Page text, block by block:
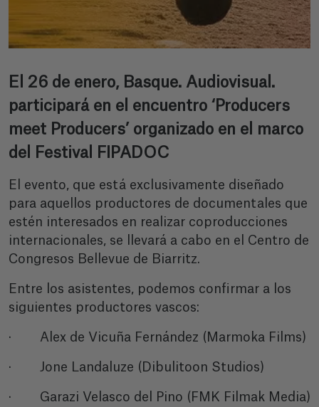
El 26 de enero, Basque. Audiovisual.
participará en el encuentro ‘Producers
meet Producers’ organizado en el marco
del Festival FIPADOC
El evento, que está exclusivamente diseñado
para aquellos productores de documentales que
estén interesados en realizar coproducciones
internacionales, se llevará a cabo en el Centro de
Congresos Bellevue de Biarritz.
Entre los asistentes, podemos confirmar a los
siguientes productores vascos:
· Alex de Vicuña Fernández (Marmoka Films)
· Jone Landaluze (Dibulitoon Studios)
· Garazi Velasco del Pino (FMK Filmak Media)